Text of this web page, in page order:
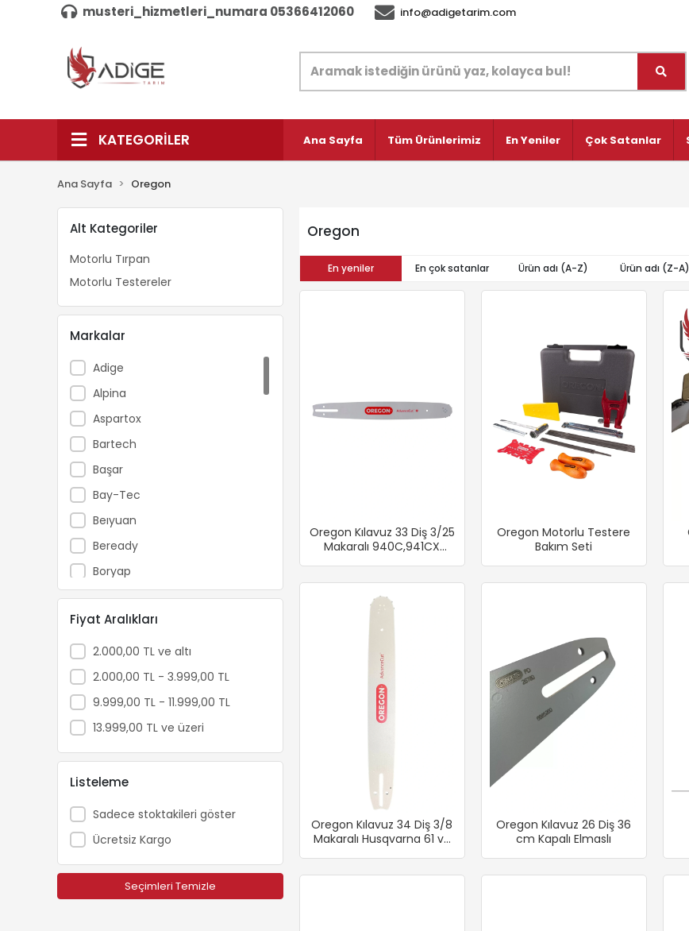
musteri_hizmetleri_numara 05366412060 info@adigetarim.com
KATEGORİLER Ana Sayfa Tüm Ürünlerimiz En Yeniler Çok Satanlar
Ana Sayfa Oregon
Alt Kategoriler
Motorlu Tırpan
Motorlu Testereler
Markalar
Adige
Alpina
Aspartox
Bartech
Başar
Bay-Tec
Beıyuan
Beready
Boryap
Brofar
Bursa Tohum
Carlton
Catpower
Cifarelli
Dakkin
Echo
Ekolojik Tarım
Fiskars
Fırat
Fiyat Aralıkları
2.000,00 TL ve altı
2.000,00 TL - 3.999,00 TL
9.999,00 TL - 11.999,00 TL
13.999,00 TL ve üzeri
Listeleme
Sadece stoktakileri göster
Ücretsiz Kargo
Seçimleri Temizle
Oregon
En yeniler En çok satanlar Ürün adı (A-Z) Ürün adı (Z-A)
Oregon Kılavuz 33 Diş 3/25
Makaralı 940C,941CX
Oregon Motorlu Testere
Bakım Seti
Oregon Kılavuz 34 Diş 3/8
Makaralı Husqvarna 61 ve
Oregon Kılavuz 26 Diş 36
cm Kapalı Elmaslı